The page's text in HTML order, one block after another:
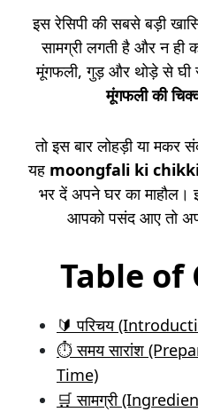
इस रेसिपी की सबसे बड़ी
सामग्री लगती है और न
मूंगफली, गुड़ और थोड़े से घी
मूंगफली की
तो इस बार लोहड़ी या मकर
यह moongfali ki
भर दें अपने घर का
आपको पसंद आए तो
Table of
🔰 परिचय
⏱️ समय सारांश
Time)
🛒 सामग्री